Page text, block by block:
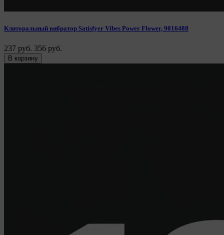
Клиторальный вибратор Satisfyer Vibes Power Flower, 9016488
237 руб. 356 руб.
В корзину